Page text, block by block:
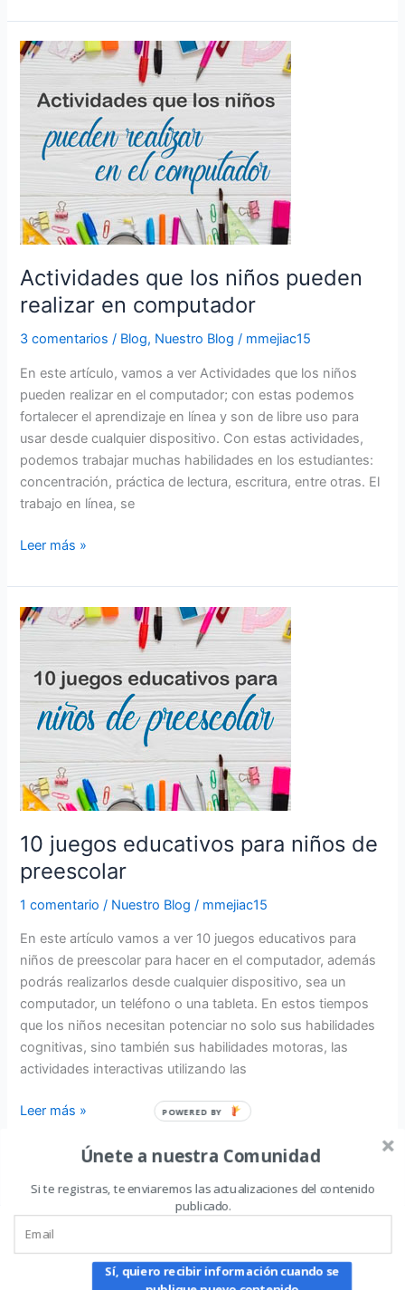
Actividades que los niños pueden
realizar en computador
3 comentarios / Blog, Nuestro Blog / mmejiac15
En este artículo, vamos a ver Actividades que los niños
pueden realizar en el computador; con estas podemos
fortalecer el aprendizaje en línea y son de libre uso para
usar desde cualquier dispositivo. Con estas actividades,
podemos trabajar muchas habilidades en los estudiantes:
concentración, práctica de lectura, escritura, entre otras. El
trabajo en línea, se
Actividades
que
los
pueden
realizar
computador
Leer más »
10 juegos educativos para niños de
preescolar
1 comentario / Nuestro Blog / mmejiac15
En este artículo vamos a ver 10 juegos educativos para
niños de preescolar para hacer en el computador, además
podrás realizarlos desde cualquier dispositivo, sea un
computador, un teléfono o una tableta. En estos tiempos
que los niños necesitan potenciar no solo sus habilidades
cognitivas, sino también sus habilidades motoras, las
actividades interactivas utilizando las
10
juegos
educativos
para
niños
Leer más »
Todos los derechos © 2026 Portal de Actividades en Línea Gratis
para Maestros y Padres | Funciona gracias aTema Astra para
WordPress
Únete a nuestra Comunidad
Si te registras, te enviaremos las actualizaciones del contenido
publicado.
Sí, quiero recibir información cuando se
POWERED BY